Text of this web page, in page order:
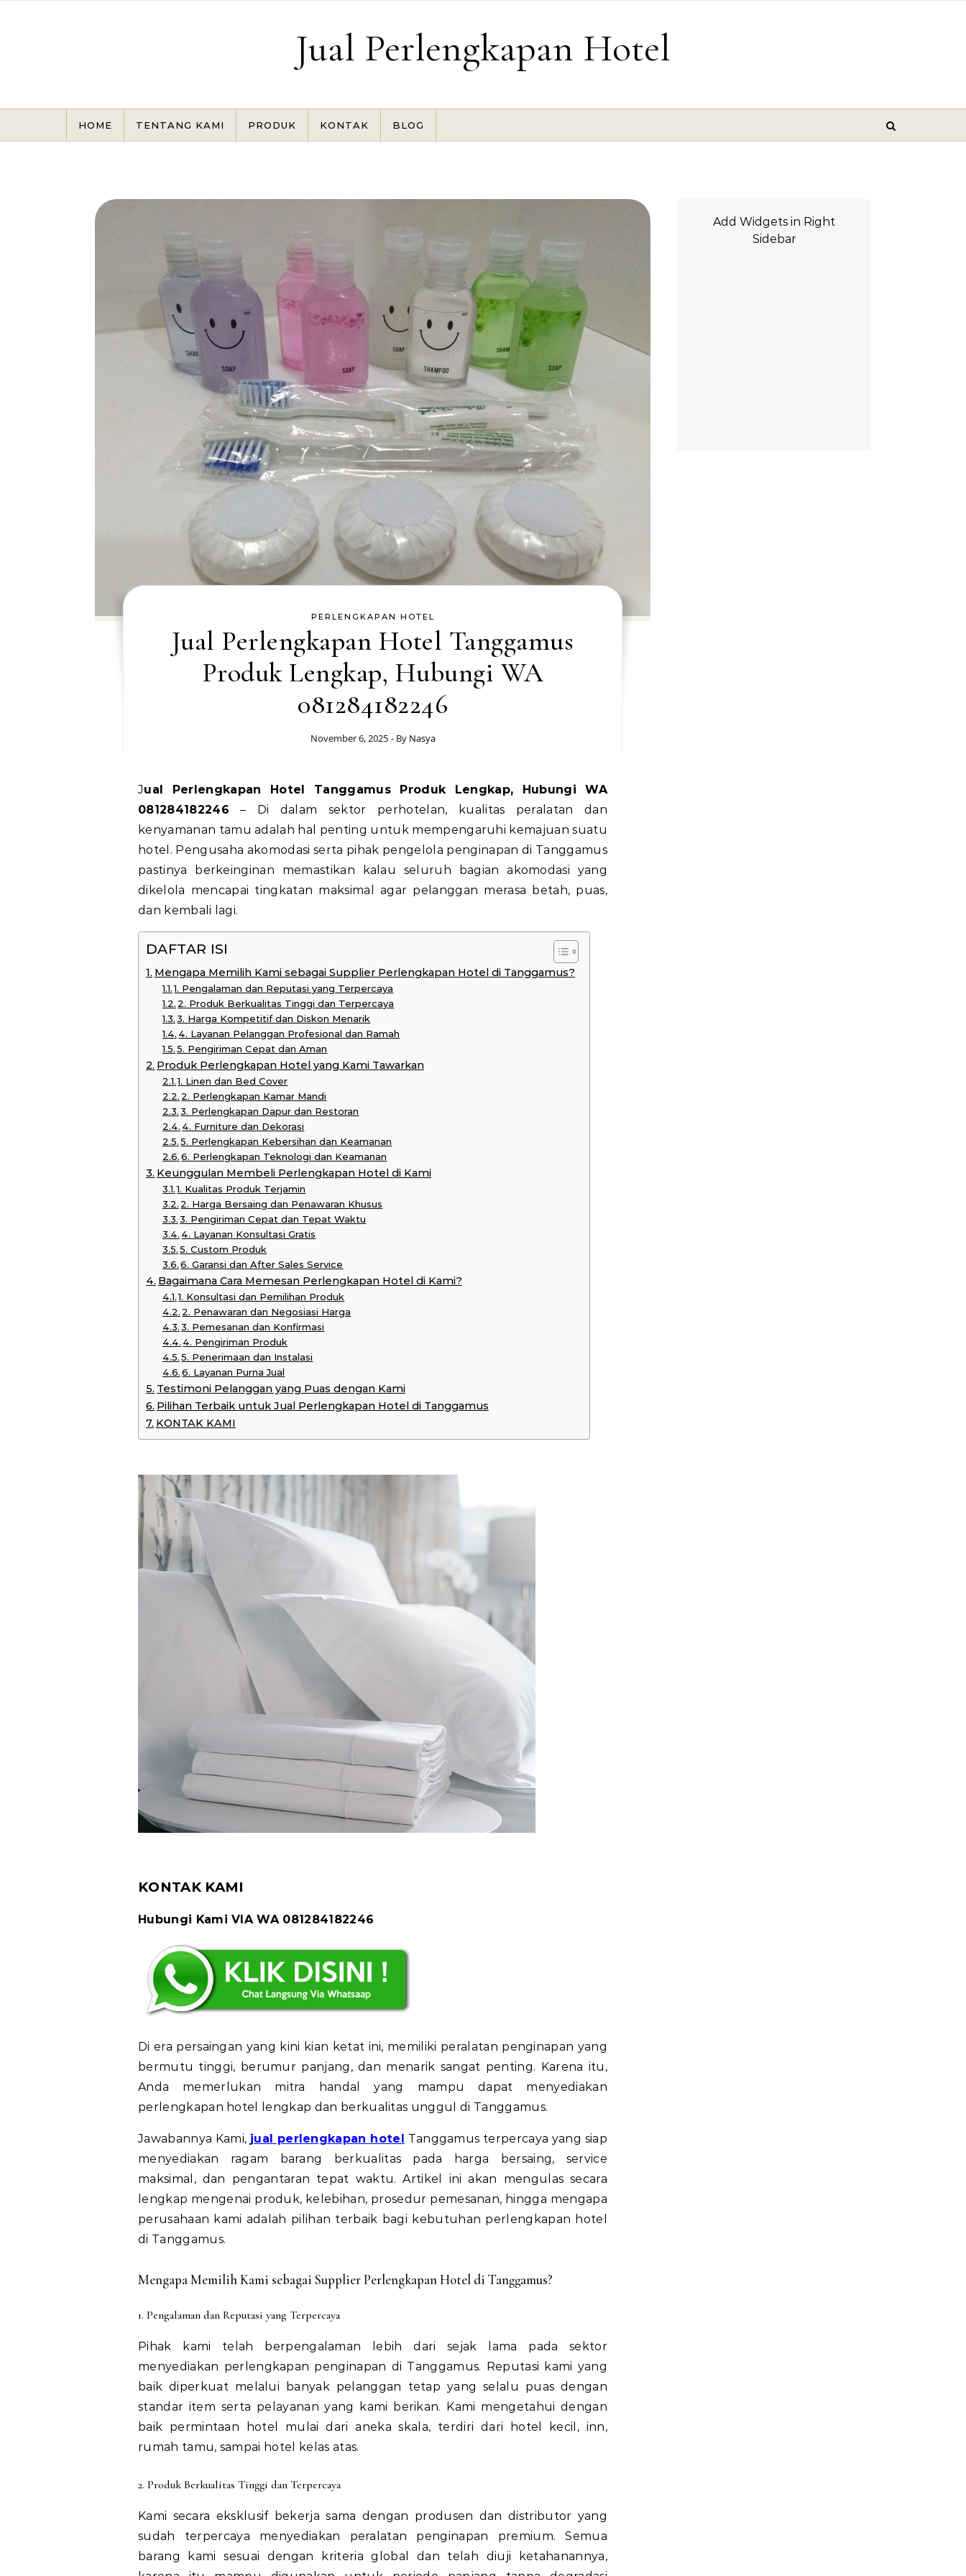
Jual Perlengkapan Hotel
HOME TENTANG KAMI PRODUK KONTAK BLOG
PERLENGKAPAN HOTEL
Jual Perlengkapan Hotel Tanggamus
Produk Lengkap, Hubungi WA
081284182246
November 6, 2025 - By Nasya
Jual Perlengkapan Hotel Tanggamus Produk Lengkap, Hubungi WA
081284182246 – Di dalam sektor perhotelan, kualitas peralatan dan
kenyamanan tamu adalah hal penting untuk mempengaruhi kemajuan suatu
hotel. Pengusaha akomodasi serta pihak pengelola penginapan di Tanggamus
pastinya berkeinginan memastikan kalau seluruh bagian akomodasi yang
dikelola mencapai tingkatan maksimal agar pelanggan merasa betah, puas,
dan kembali lagi.
DAFTAR ISI
Mengapa Memilih Kami sebagai Supplier Perlengkapan Hotel di Tanggamus?
1. Pengalaman dan Reputasi yang Terpercaya
2. Produk Berkualitas Tinggi dan Terpercaya
3. Harga Kompetitif dan Diskon Menarik
4. Layanan Pelanggan Profesional dan Ramah
5. Pengiriman Cepat dan Aman
Produk Perlengkapan Hotel yang Kami Tawarkan
1. Linen dan Bed Cover
2. Perlengkapan Kamar Mandi
3. Perlengkapan Dapur dan Restoran
4. Furniture dan Dekorasi
5. Perlengkapan Kebersihan dan Keamanan
6. Perlengkapan Teknologi dan Keamanan
Keunggulan Membeli Perlengkapan Hotel di Kami
1. Kualitas Produk Terjamin
2. Harga Bersaing dan Penawaran Khusus
3. Pengiriman Cepat dan Tepat Waktu
4. Layanan Konsultasi Gratis
5. Custom Produk
6. Garansi dan After Sales Service
Bagaimana Cara Memesan Perlengkapan Hotel di Kami?
1. Konsultasi dan Pemilihan Produk
2. Penawaran dan Negosiasi Harga
3. Pemesanan dan Konfirmasi
4. Pengiriman Produk
5. Penerimaan dan Instalasi
6. Layanan Purna Jual
Testimoni Pelanggan yang Puas dengan Kami
Pilihan Terbaik untuk Jual Perlengkapan Hotel di Tanggamus
KONTAK KAMI
KONTAK KAMI
Hubungi Kami VIA WA 081284182246
Di era persaingan yang kini kian ketat ini, memiliki peralatan penginapan yang
bermutu tinggi, berumur panjang, dan menarik sangat penting. Karena itu,
Anda memerlukan mitra handal yang mampu dapat menyediakan
perlengkapan hotel lengkap dan berkualitas unggul di Tanggamus.
Jawabannya Kami, jual perlengkapan hotel Tanggamus terpercaya yang siap
menyediakan ragam barang berkualitas pada harga bersaing, service
maksimal, dan pengantaran tepat waktu. Artikel ini akan mengulas secara
lengkap mengenai produk, kelebihan, prosedur pemesanan, hingga mengapa
perusahaan kami adalah pilihan terbaik bagi kebutuhan perlengkapan hotel
di Tanggamus.
Mengapa Memilih Kami sebagai Supplier Perlengkapan Hotel di Tanggamus?
1. Pengalaman dan Reputasi yang Terpercaya
Pihak kami telah berpengalaman lebih dari sejak lama pada sektor
menyediakan perlengkapan penginapan di Tanggamus. Reputasi kami yang
baik diperkuat melalui banyak pelanggan tetap yang selalu puas dengan
standar item serta pelayanan yang kami berikan. Kami mengetahui dengan
baik permintaan hotel mulai dari aneka skala, terdiri dari hotel kecil, inn,
rumah tamu, sampai hotel kelas atas.
2. Produk Berkualitas Tinggi dan Terpercaya
Kami secara eksklusif bekerja sama dengan produsen dan distributor yang
sudah terpercaya menyediakan peralatan penginapan premium. Semua
barang kami sesuai dengan kriteria global dan telah diuji ketahanannya,
Add Widgets in Right
Sidebar